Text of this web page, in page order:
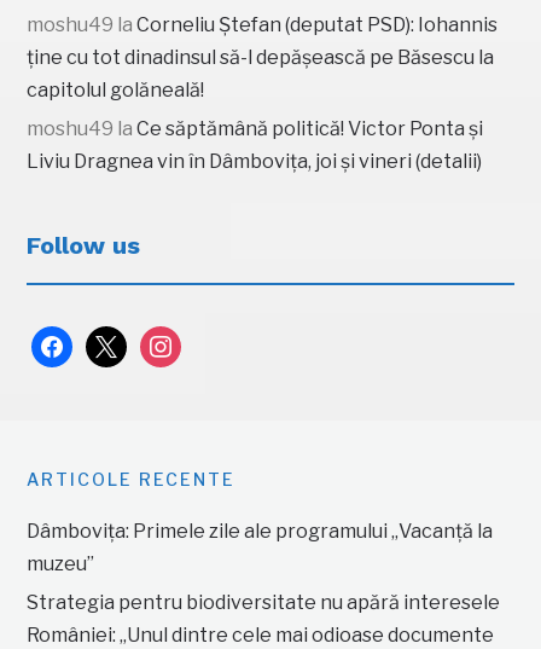
moshu49 laCorneliu Ștefan (deputat PSD): Iohannis
ține cu tot dinadinsul să-l depășească pe Băsescu la
capitolul golăneală!
moshu49 laCe săptămână politică! Victor Ponta și
Liviu Dragnea vin în Dâmbovița, joi și vineri (detalii)
Follow us
facebook
x instagram
ARTICOLE RECENTE
Dâmbovița: Primele zile ale programului „Vacanță la
muzeu”
Strategia pentru biodiversitate nu apără interesele
României: „Unul dintre cele mai odioase documente